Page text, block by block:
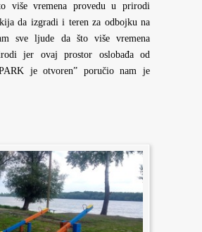
više vremena provedu u prirodi
da izgradi i teren za odbojku na
sve ljude da što više vremena
jer ovaj prostor oslobađa od
je otvoren” poručio nam je